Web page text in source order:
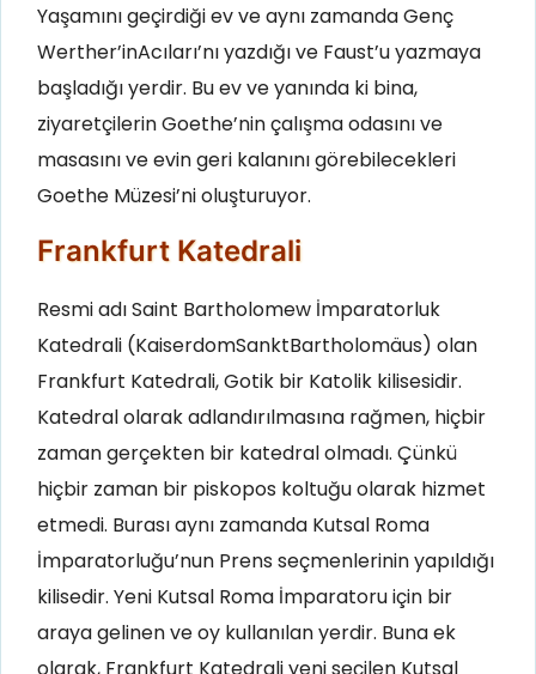
Yaşamını geçirdiği ev ve aynı zamanda Genç
Werther’inAcıları’nı yazdığı ve Faust’u yazmaya
başladığı yerdir. Bu ev ve yanında ki bina,
ziyaretçilerin Goethe’nin çalışma odasını ve
masasını ve evin geri kalanını görebilecekleri
Goethe Müzesi’ni oluşturuyor.
Frankfurt Katedrali
Resmi adı Saint Bartholomew İmparatorluk
Katedrali (KaiserdomSanktBartholomäus) olan
Frankfurt Katedrali, Gotik bir Katolik kilisesidir.
Katedral olarak adlandırılmasına rağmen, hiçbir
zaman gerçekten bir katedral olmadı. Çünkü
hiçbir zaman bir piskopos koltuğu olarak hizmet
etmedi. Burası aynı zamanda Kutsal Roma
İmparatorluğu’nun Prens seçmenlerinin yapıldığı
kilisedir. Yeni Kutsal Roma İmparatoru için bir
araya gelinen ve oy kullanılan yerdir. Buna ek